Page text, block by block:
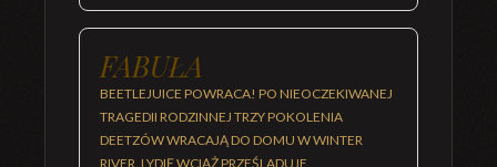
FABUŁA
BEETLEJUICE POWRACA! PO NIEOCZEKIWANEJ
TRAGEDII RODZINNEJ TRZY POKOLENIA
DEETZÓW WRACAJĄ DO DOMU W WINTER
RIVER. LYDIĘ WCIĄŻ PRZEŚLADUJE